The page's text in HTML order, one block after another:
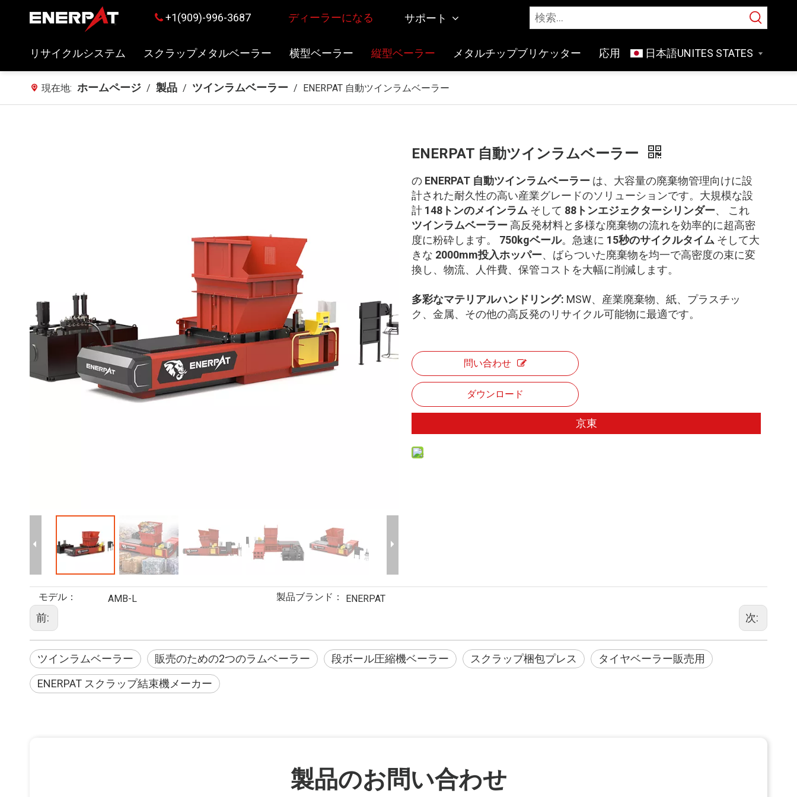
+1(909)-996-3687 ディーラーになる サポート
リサイクルシステム スクラップメタルベーラー 横型ベーラー 縦型ベーラー メタルチップブリケッター 応用 日本語
現在地: ホームページ / 製品 / ツインラムベーラー / ENERPAT 自動ツインラムベーラー
ENERPAT 自動ツインラムベーラー
の ENERPAT 自動ツインラムベーラー は、大容量の廃棄物管理向けに設
計された耐久性の高い産業グレードのソリューションです。大規模な設
計 148トンのメインラム そして 88トンエジェクターシリンダー、 これ
ツインラムベーラー 高反発材料と多様な廃棄物の流れを効率的に超高密
度に粉砕します。 750kgベール。急速に 15秒のサイクルタイム そして大
きな 2000mm投入ホッパー、ばらついた廃棄物を均一で高密度の束に変
換し、物流、人件費、保管コストを大幅に削減します。
多彩なマテリアルハンドリング: MSW、産業廃棄物、紙、プラスチッ
ク、金属、その他の高反発のリサイクル可能物に最適です。
問い合わせ
ダウンロード
京東
モデル： AMB-L 製品ブランド： ENERPAT
前: 次:
ツインラムベーラー 販売のための2つのラムベーラー 段ボール圧縮機ベーラー スクラップ梱包プレス
タイヤベーラー販売用
ENERPAT スクラップ結束機メーカー
製品のお問い合わせ